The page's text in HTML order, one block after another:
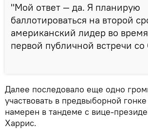
"Мой ответ — да. Я планирую
баллотироваться на второй
американский лидер во
первой публичной встречи
Далее последовало еще одно
участвовать в предвыборной
намерен в тандеме с вице-
Харрис.